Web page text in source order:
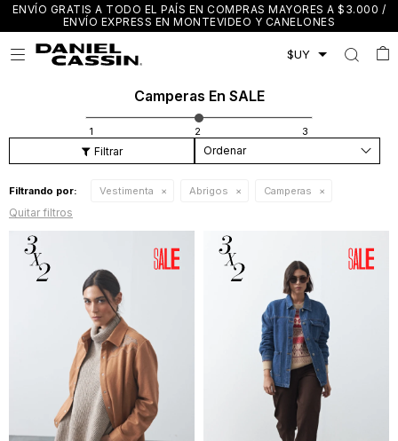
ENVÍO GRATIS A TODO EL PAÍS EN COMPRAS MAYORES A $3.000 /
ENVÍO EXPRESS EN MONTEVIDEO Y CANELONES

Camperas En SALE
Recomendados
Filtrando por: Vestimenta Abrigos Camperas
Quitar filtros